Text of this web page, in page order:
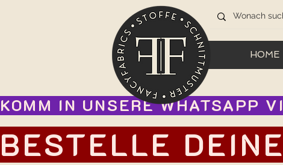
HOME
KOMM IN UNSERE WHATSAPP
BESTELLE